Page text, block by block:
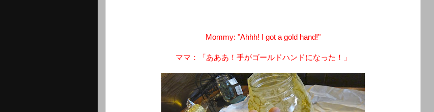
Mommy: "Ahhh! I got a gold hand!"
ママ：「あああ！手がゴールドハンドになった！」